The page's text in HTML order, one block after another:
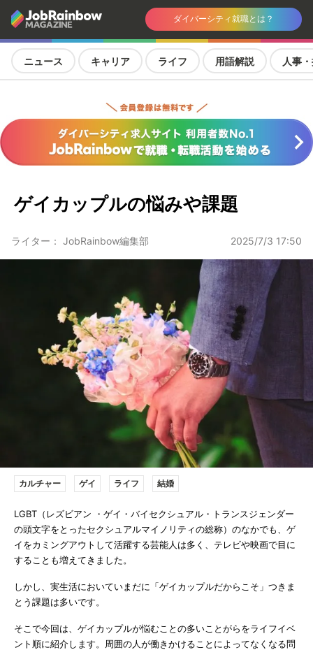
ダイバーシティ就職とは？
ニュース キャリア ライフ 用語解説 人事
ゲイカップルの悩みや課題
ライター： JobRainbow編集部 2025/7/3 17:50
カルチャー ゲイ ライフ 結婚
LGBT（レズビアン ・ゲイ・バイセクシュアル・トランスジェンダー
の頭文字をとったセクシュアルマイノリティの総称）のなかでも、ゲ
イをカミングアウトして活躍する芸能人は多く、テレビや映画で目に
することも増えてきました。
しかし、実生活においていまだに「ゲイカップルだからこそ」つきま
とう課題は多いです。
そこで今回は、ゲイカップルが悩むことの多いことがらをライフイベ
ント順に紹介します。周囲の人が働きかけることによってなくなる問